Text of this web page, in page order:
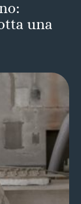
una